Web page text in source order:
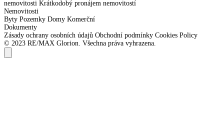
nemovitosti Krátkodobý pronájem nemovitostí
Nemovitosti
Byty Pozemky Domy Komerční
Dokumenty
Zásady ochrany osobních údajů Obchodní podmínky Cookies Policy
© 2023 RE/MAX Glorion. Všechna práva vyhrazena.